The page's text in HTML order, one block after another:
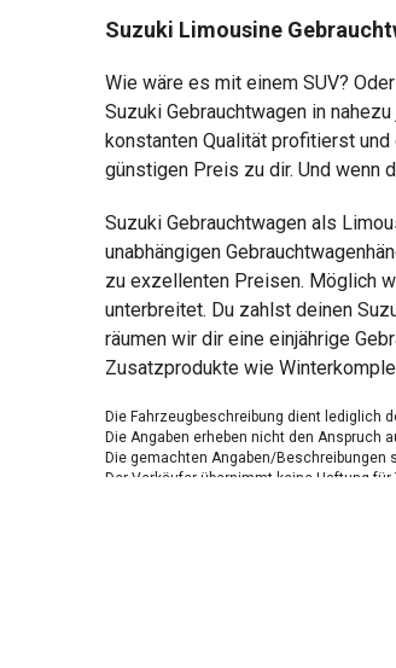
Suzuki Limousine
Wie wäre es mit einem SUV?
Suzuki Gebrauchtwagen in
konstanten Qualität profitierst
günstigen Preis zu dir. Und wenn
Suzuki Gebrauchtwagen als
unabhängigen
zu exzellenten Preisen. Möglich
unterbreitet. Du zahlst deinen
räumen wir dir eine einjährige
Zusatzprodukte wie
Die Fahrzeugbeschreibung dient lediglich
Die Angaben erheben nicht den Anspruch
Die gemachten Angaben/
Der Verkäufer übernimmt keine Haftung